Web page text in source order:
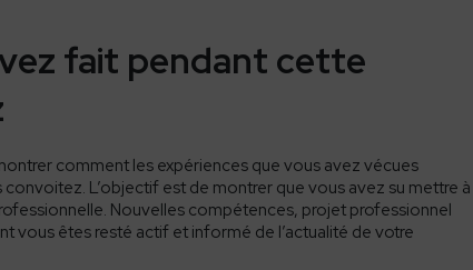
fait pendant cette
comment les expériences que vous avez vécues
L’objectif est de montrer que vous avez su mettre à
Nouvelles compétences, projet professionnel
vous êtes resté actif et informé de l’actualité de votre